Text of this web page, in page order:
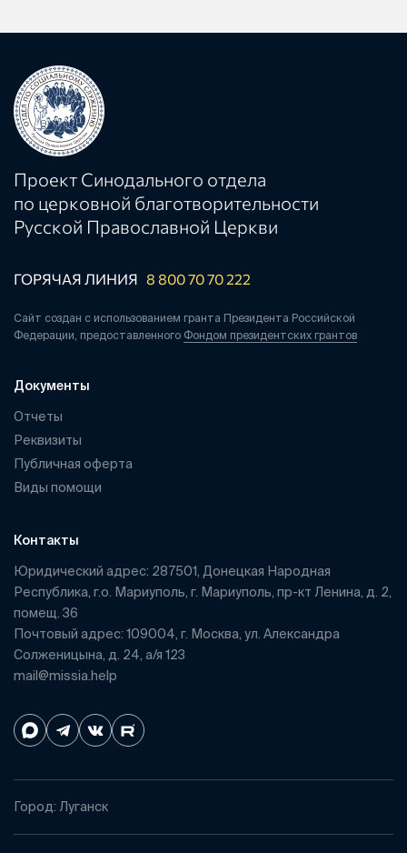
Проект Синодального отдела
по церковной благотворительности
Русской Православной Церкви
ГОРЯЧАЯ ЛИНИЯ 8 800 70 70 222
Сайт создан с использованием гранта Президента Российской
Федерации, предоставленного Фондом президентских грантов
Документы
Отчеты
Реквизиты
Публичная оферта
Виды помощи
Контакты
Юридический адрес: 287501, Донецкая Народная
Республика, г.о. Мариуполь, г. Мариуполь, пр-кт Ленина, д. 2,
помещ. 36
Почтовый адрес: 109004, г. Москва, ул. Александра
Солженицына, д. 24, а/я 123
mail@missia.help
Город: Луганск